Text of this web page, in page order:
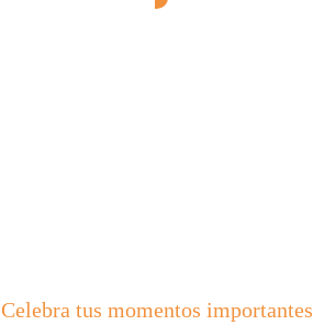
Celebra tus momentos importantes